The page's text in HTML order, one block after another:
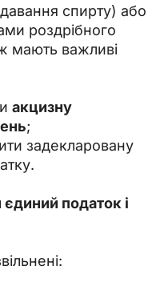
спирту) або
роздрібного
мають важливі
акцизну
;
задекларовану
податок і